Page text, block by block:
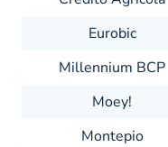
Eurobic
Millennium BCP
Moey!
Montepio